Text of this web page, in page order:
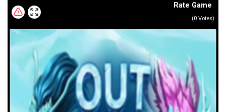
Rate Game
(0 Votes)